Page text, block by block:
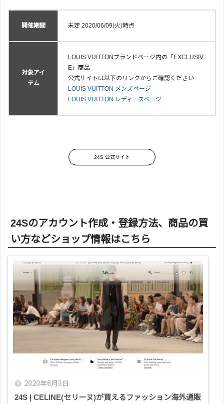
開催期間 未定 2020/06/09(火)時点
対象アイ
テム
LOUIS VUITTONブランドページ内の「EXCLUSIV
E」商品
公式サイトは以下のリンクからご確認ください
LOUIS VUITTON メンズページ
LOUIS VUITTON レディースページ
24S 公式サイト
24Sのアカウント作成・登録方法、商品の買
い方などショップ情報はこちら
2020年6月3日
24S | CELINE(セリーヌ)が買えるファッション海外通販